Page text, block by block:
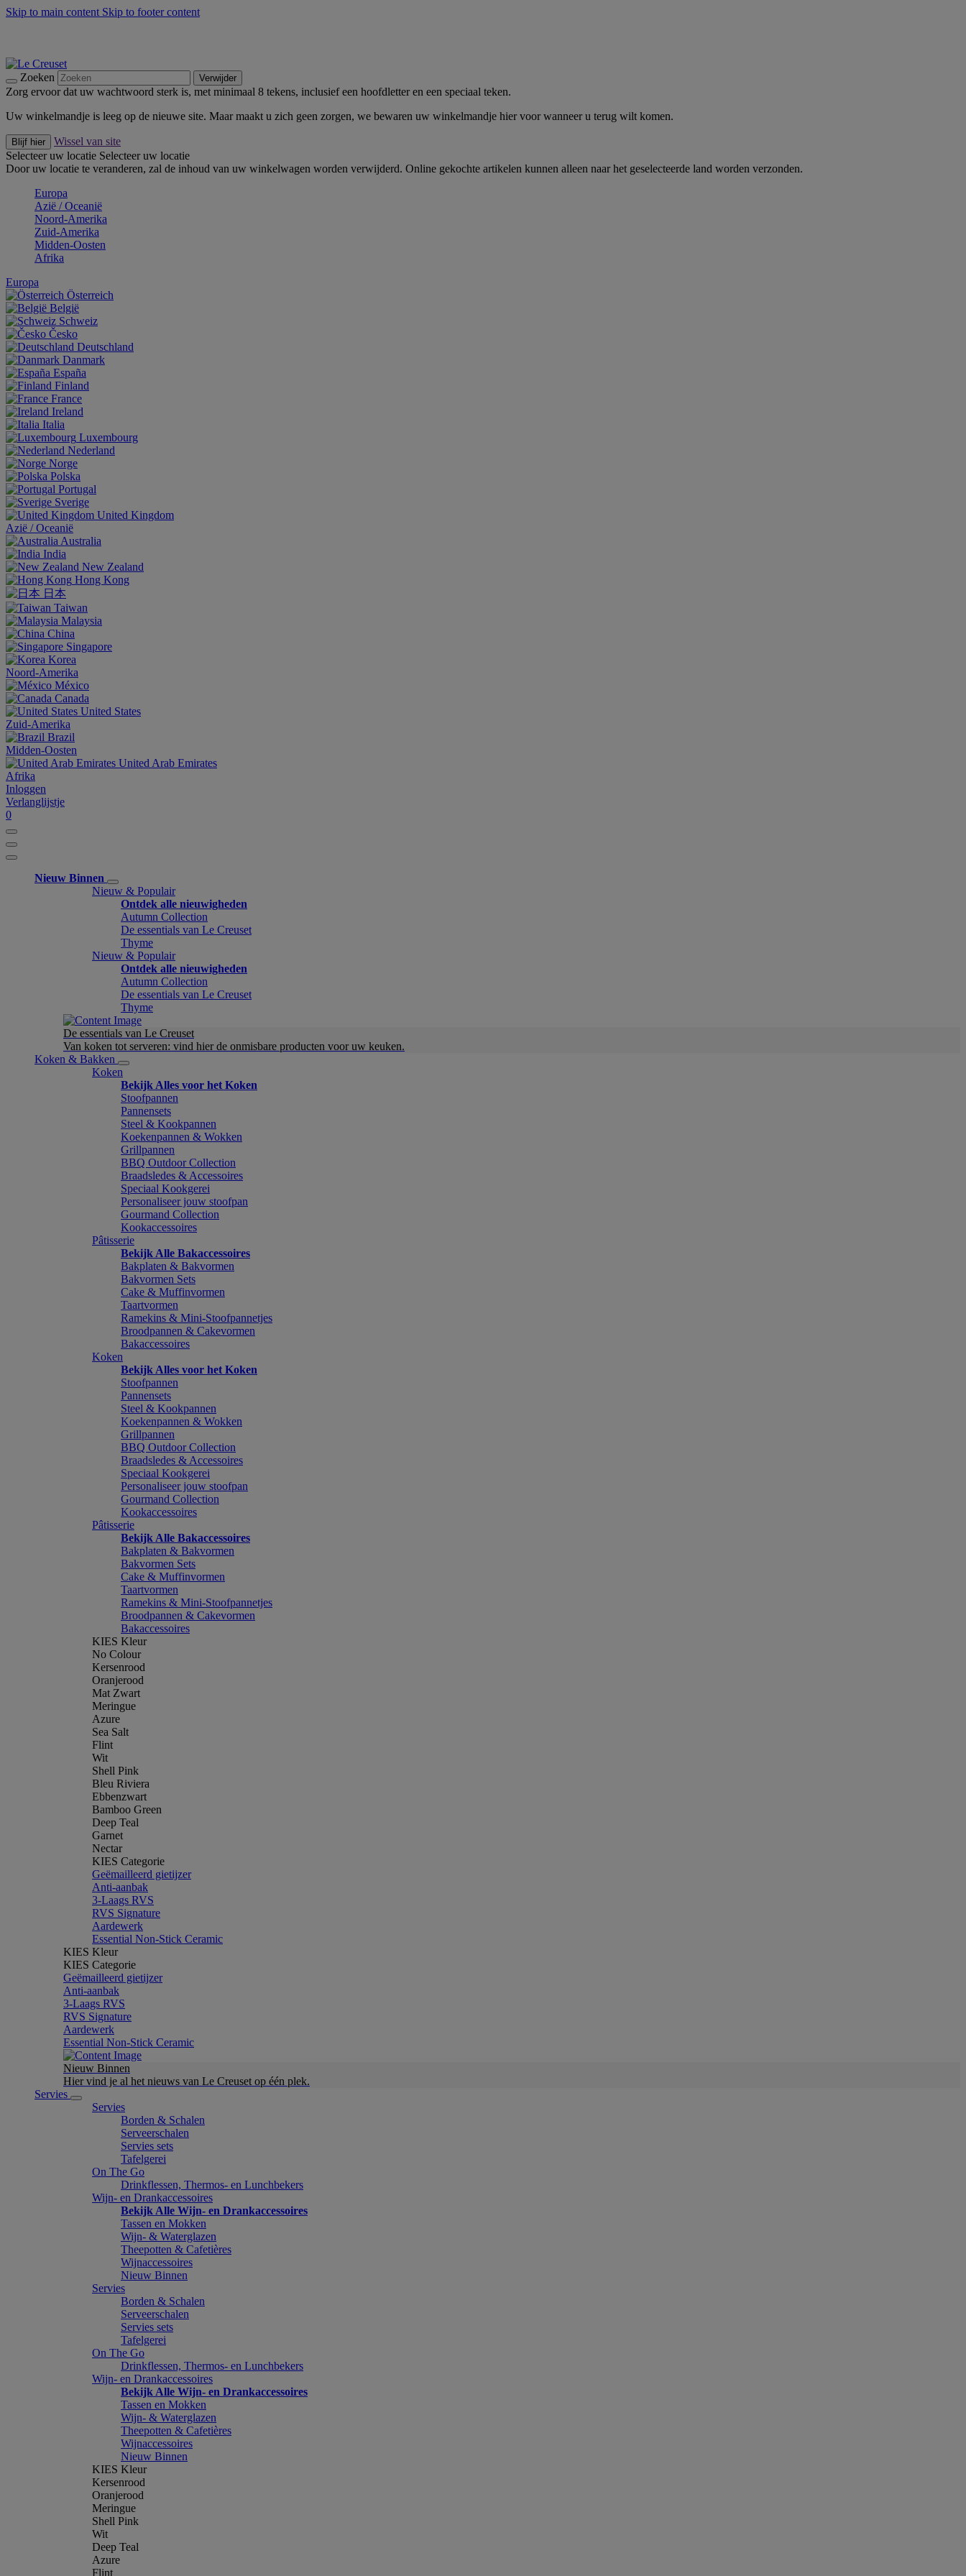
Skip to main content Skip to footer content
Zoeken Verwijder
Zorg ervoor dat uw wachtwoord sterk is, met minimaal 8 tekens, inclusief een hoofdletter en een speciaal teken.
Uw winkelmandje is leeg op de nieuwe site. Maar maakt u zich geen zorgen, we bewaren uw winkelmandje hier voor wanneer u terug wilt komen.
Blijf hier
Wissel van site
Selecteer uw locatie Selecteer uw locatie
Door uw locatie te veranderen, zal de inhoud van uw winkelwagen worden verwijderd. Online gekochte artikelen kunnen alleen naar het geselecteerde land worden verzonden.
Europa
Aziё / Oceaniё
Noord-Amerika
Zuid-Amerika
Midden-Oosten
Afrika
Europa
Österreich
België
Schweiz
Česko
Deutschland
Danmark
España
Finland
France
Ireland
Italia
Luxembourg
Nederland
Norge
Polska
Portugal
Sverige
United Kingdom
Aziё / Oceaniё
Australia
India
New Zealand
Hong Kong
日本
Taiwan
Malaysia
China
Singapore
Korea
Noord-Amerika
México
Canada
United States
Zuid-Amerika
Brazil
Midden-Oosten
United Arab Emirates
Afrika
Inloggen
Verlanglijstje
0
Nieuw Binnen
Nieuw & Populair
Ontdek alle nieuwigheden
Autumn Collection
De essentials van Le Creuset
Thyme
Nieuw & Populair
Ontdek alle nieuwigheden
Autumn Collection
De essentials van Le Creuset
Thyme
De essentials van Le Creuset
Van koken tot serveren: vind hier de onmisbare producten voor uw keuken.
Koken & Bakken
Koken
Bekijk Alles voor het Koken
Stoofpannen
Pannensets
Steel & Kookpannen
Koekenpannen & Wokken
Grillpannen
BBQ Outdoor Collection
Braadsledes & Accessoires
Speciaal Kookgerei
Personaliseer jouw stoofpan
Gourmand Collection
Kookaccessoires
Pâtisserie
Bekijk Alle Bakaccessoires
Bakplaten & Bakvormen
Bakvormen Sets
Cake & Muffinvormen
Taartvormen
Ramekins & Mini-Stoofpannetjes
Broodpannen & Cakevormen
Bakaccessoires
Koken
Bekijk Alles voor het Koken
Stoofpannen
Pannensets
Steel & Kookpannen
Koekenpannen & Wokken
Grillpannen
BBQ Outdoor Collection
Braadsledes & Accessoires
Speciaal Kookgerei
Personaliseer jouw stoofpan
Gourmand Collection
Kookaccessoires
Pâtisserie
Bekijk Alle Bakaccessoires
Bakplaten & Bakvormen
Bakvormen Sets
Cake & Muffinvormen
Taartvormen
Ramekins & Mini-Stoofpannetjes
Broodpannen & Cakevormen
Bakaccessoires
KIES Kleur
No Colour
Kersenrood
Oranjerood
Mat Zwart
Meringue
Azure
Sea Salt
Flint
Wit
Shell Pink
Bleu Riviera
Ebbenzwart
Bamboo Green
Deep Teal
Garnet
Nectar
KIES Categorie
Geëmailleerd gietijzer
Anti-aanbak
3-Laags RVS
RVS Signature
Aardewerk
Essential Non-Stick Ceramic
KIES Kleur
KIES Categorie
Geëmailleerd gietijzer
Anti-aanbak
3-Laags RVS
RVS Signature
Aardewerk
Essential Non-Stick Ceramic
Nieuw Binnen
Hier vind je al het nieuws van Le Creuset op één plek.
Servies
Servies
Borden & Schalen
Serveerschalen
Servies sets
Tafelgerei
On The Go
Drinkflessen, Thermos- en Lunchbekers
Wijn- en Drankaccessoires
Bekijk Alle Wijn- en Drankaccessoires
Tassen en Mokken
Wijn- & Waterglazen
Theepotten & Cafetières
Wijnaccessoires
Nieuw Binnen
Servies
Borden & Schalen
Serveerschalen
Servies sets
Tafelgerei
On The Go
Drinkflessen, Thermos- en Lunchbekers
Wijn- en Drankaccessoires
Bekijk Alle Wijn- en Drankaccessoires
Tassen en Mokken
Wijn- & Waterglazen
Theepotten & Cafetières
Wijnaccessoires
Nieuw Binnen
KIES Kleur
Kersenrood
Oranjerood
Meringue
Shell Pink
Wit
Deep Teal
Azure
Flint